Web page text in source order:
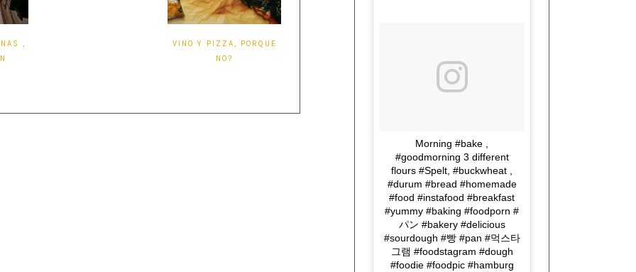
,
VINO Y PIZZA, PORQUE
NO?
Morning #bake ,
#goodmorning 3 different
flours #Spelt, #buckwheat ,
#durum #bread #homemade
#food #instafood #breakfast
#yummy #baking #foodporn #
パン #bakery #delicious
#sourdough #빵 #pan #먹스타
그램 #foodstagram #dough
#foodie #foodpic #hamburg